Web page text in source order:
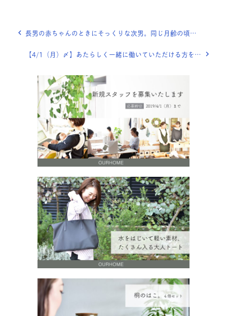
長男の赤ちゃんのときにそっくりな次男。同じ月齢の頃をアルバムで見比べています。【みんなの写真整理】
【4/1（月）〆】あたらしく一緒に働いていただける方を募集いたします＠OURHOMEスタッフ採用